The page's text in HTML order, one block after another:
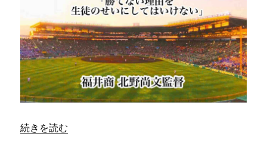
要」
／
富
島
浜
田
登
監
“「勝てない理由を生徒のせいにしてはいけない」／ 福
続きを読む